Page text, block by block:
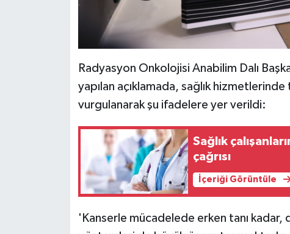
Radyasyon Onkolojisi Anabilim Dalı
yapılan açıklamada, sağlık
vurgulanarak şu ifadelere yer verildi:
Sağlık
çağrısı
İçeriği Görüntüle
'Kanserle mücadelede erken tanı